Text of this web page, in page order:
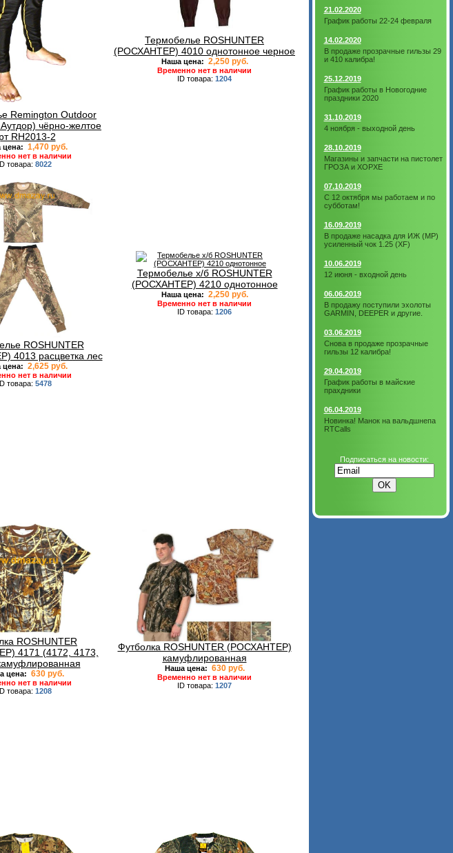
Remington Outdoor
чёрно-желтое
RH2013-2
цена: 1,470 руб.
нет в наличии
товара: 8022
Термобелье ROSHUNTER
(РОСХАНТЕР) 4010 однотонное черное
Наша цена: 2,250 руб.
Временно нет в наличии
ID товара: 1204
ROSHUNTER
4013 расцветка лес
цена: 2,625 руб.
нет в наличии
товара: 5478
Термобелье х/б ROSHUNTER
(РОСХАНТЕР) 4210 однотонное
Наша цена: 2,250 руб.
Временно нет в наличии
ID товара: 1206
ROSHUNTER
4171 (4172, 4173,
цена: 630 руб.
нет в наличии
товара: 1208
Футболка ROSHUNTER (РОСХАНТЕР)
камуфлированная
Наша цена: 630 руб.
Временно нет в наличии
ID товара: 1207
21.02.2020
График работы 22-24 февраля
14.02.2020
В продаже прозрачные гильзы 29
и 410 калибра!
25.12.2019
График работы в Новогодние
праздники 2020
31.10.2019
4 ноября - выходной день
28.10.2019
Магазины и запчасти на пистолет
ГРОЗА и ХОРХЕ
07.10.2019
С 12 октября мы работаем и по
субботам!
16.09.2019
В продаже насадка для ИЖ (МР)
усиленный чок 1.25 (XF)
10.06.2019
12 июня - входной день
06.06.2019
В продажу поступили эхолоты
GARMIN, DEEPER и другие.
03.06.2019
Снова в продаже прозрачные
гильзы 12 калибра!
29.04.2019
График работы в майские
прахдники
06.04.2019
Новинка! Манок на вальдшнепа
RTCalls
Подписаться на новости: